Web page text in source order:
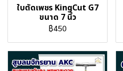
ใบตัดเพชร KingCut G7
ขนาด 7 นิ้ว
฿450